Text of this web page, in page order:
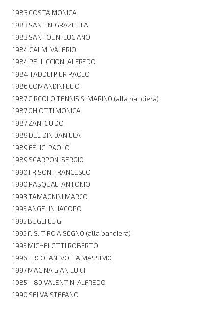
1983 COSTA MONICA
1983 SANTINI GRAZIELLA
1983 SANTOLINI LUCIANO
1984 CALMI VALERIO
1984 PELLICCIONI ALFREDO
1984 TADDEI PIER PAOLO
1986 COMANDINI ELIO
1987 CIRCOLO TENNIS S. MARINO (alla bandiera)
1987 GHIOTTI MONICA
1987 ZANI GUIDO
1989 DEL DIN DANIELA
1989 FELICI PAOLO
1989 SCARPONI SERGIO
1990 FRISONI FRANCESCO
1990 PASQUALI ANTONIO
1993 TAMAGNINI MARCO
1995 ANGELINI JACOPO
1995 BUGLI LUIGI
1995 F. S. TIRO A SEGNO (alla bandiera)
1995 MICHELOTTI ROBERTO
1996 ERCOLANI VOLTA MASSIMO
1997 MACINA GIAN LUIGI
1985 – 89 VALENTINI ALFREDO
1990 SELVA STEFANO